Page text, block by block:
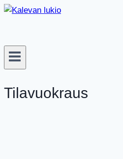
Siirry
Tilavuokraus